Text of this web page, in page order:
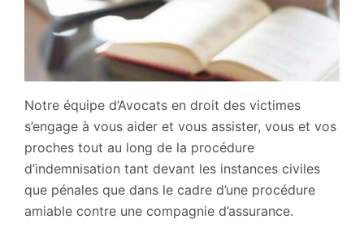
Notre équipe d’Avocats en droit des victimes
s’engage à vous aider et vous assister, vous et vos
proches tout au long de la procédure
d’indemnisation tant devant les instances civiles
que pénales que dans le cadre d’une procédure
amiable contre une compagnie d’assurance.